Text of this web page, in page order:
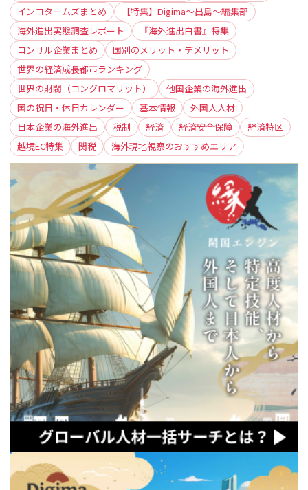
インコタームズまとめ
【特集】Digima〜出島〜編集部
海外進出実態調査レポート
『海外進出白書』特集
コンサル企業まとめ
国別のメリット・デメリット
世界の経済成長都市ランキング
世界の財閥（コングロマリット）
他国企業の海外進出
国の祝日・休日カレンダー
基本情報
外国人人材
日本企業の海外進出
税制 経済 経済安全保障
経済特区
越境EC特集
関税 海外現地視察のおすすめエリア